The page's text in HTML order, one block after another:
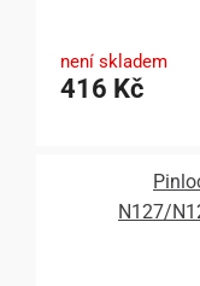
není skladem
416 Kč
N127/